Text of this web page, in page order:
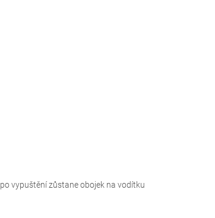
po vypuštění zůstane obojek na vodítku